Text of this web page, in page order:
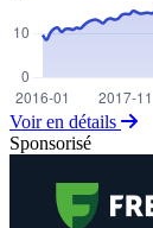
Voir en détails
Sponsorisé